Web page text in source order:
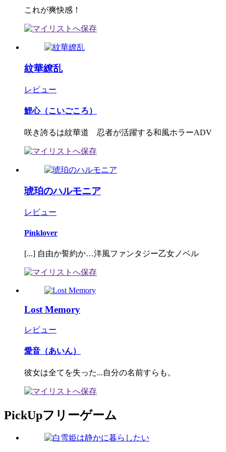
これが爽快感！
紋華繚乱
レビュー
鯉心（こいごころ）
咲き誇るは紋華道 忍者が活躍する和風ホラーADV
琥珀のハルモニア
レビュー
Pinklover
[...] 自由か誓約か…洋風ファンタジー乙女ノベル
Lost Memory
レビュー
愛音（あいん）
彼女は全てを失った...自分の名前すらも。
PickUpフリーゲーム